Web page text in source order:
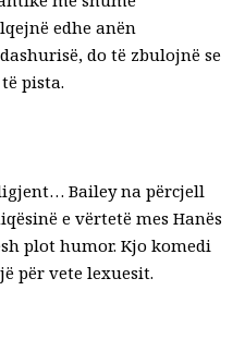
edhe anën
do të zbulojnë se
pista.
Bailey na përcjell
e vërtetë mes Hanës
plot humor. Kjo komedi
për vete lexuesit.